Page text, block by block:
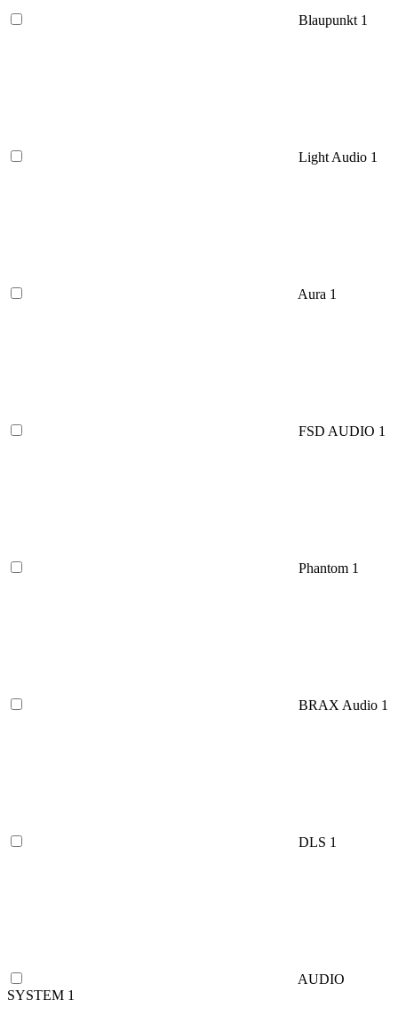
Blaupunkt 1
Light Audio 1
Aura 1
FSD AUDIO 1
Phantom 1
BRAX Audio 1
DLS 1
AUDIO
SYSTEM 1